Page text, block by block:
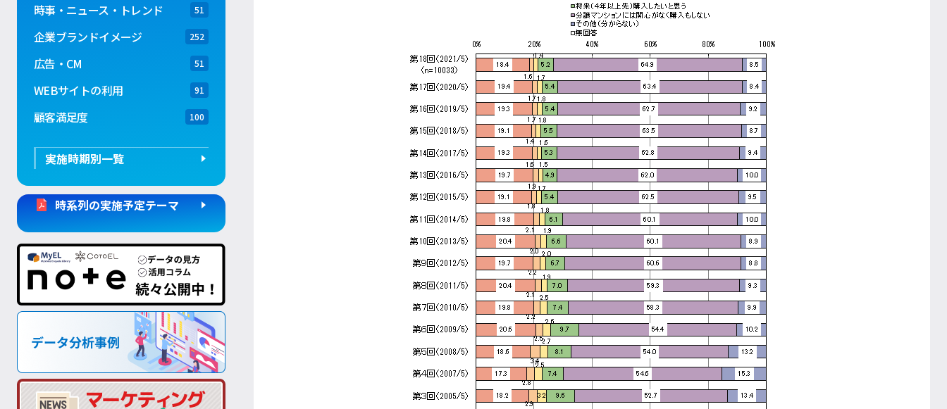
時事・ニュース・トレンド 51
企業ブランドイメージ 252
広告・CM 51
WEBサイトの利用 91
顧客満足度 100
実施時期別一覧
時系列の実施予定テーマ